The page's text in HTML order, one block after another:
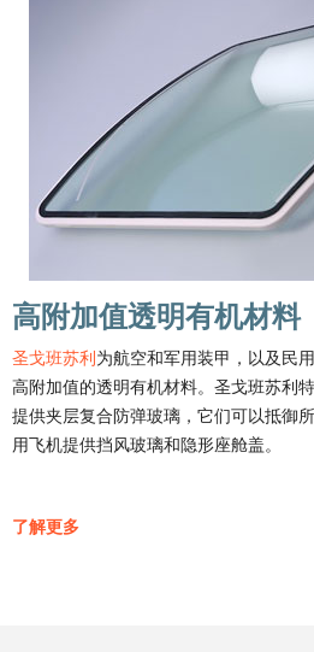
高附加值透明有机材料
圣戈班苏利为航空和军用装甲，以及民
高附加值的透明有机材料。圣戈班苏利
提供夹层复合防弹玻璃，它们可以抵御
用飞机提供挡风玻璃和隐形座舱盖。
了解更多